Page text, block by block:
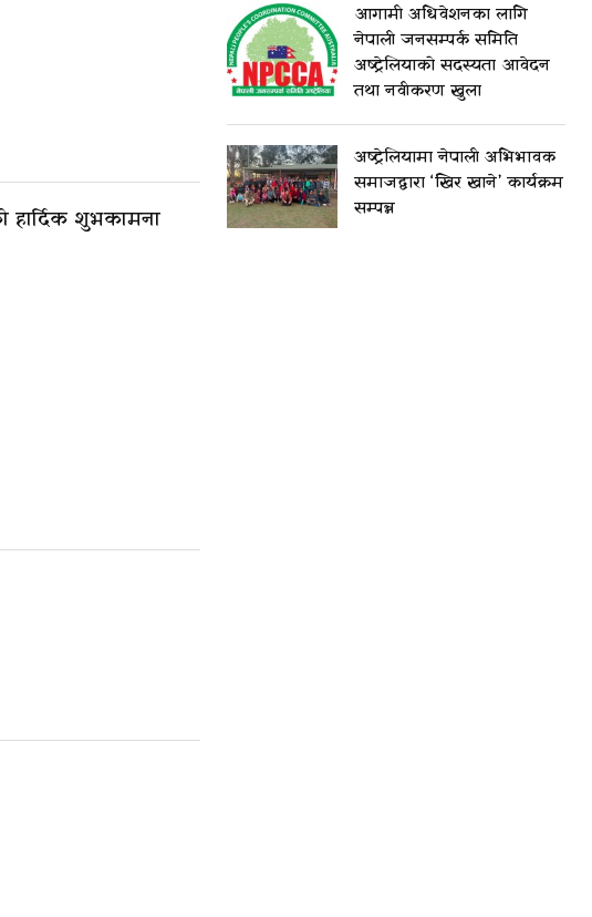
हार्दिक शुभकामना
आगामी अधिवेशनका लागि
नेपाली जनसम्पर्क समिति
अष्ट्रेलियाको सदस्यता आवेदन
तथा नवीकरण खुला
अष्ट्रेलियामा नेपाली अभिभावक
समाजद्वारा ‘खिर खाने’ कार्यक्रम
सम्पन्न